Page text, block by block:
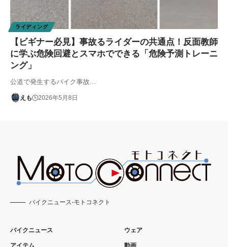
ライディング
【ビギナー必見】事故るライダーの共通点！反面教師
に学ぶ危険回避とスマホでできる「危険予測トレーニ
ング」
公道で発生するバイク事故…
えも 2026年5月8日
バイクニュース-モトコネクト
バイクニュース
アイテム
ウェア
動画